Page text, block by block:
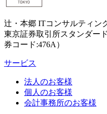
辻・本郷 ITコンサルティン
東京証券取引所スタンダー
券コード:476A）
サービス
法人のお客様
個人のお客様
会計事務所のお客様